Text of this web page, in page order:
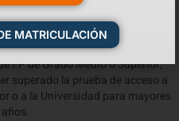
de FPTécnico Superior en
necesitarás contar con el
FP de Grado Medio o Superior,
superado la prueba de acceso a
o a la Universidad para mayores
MATRICULACIÓN